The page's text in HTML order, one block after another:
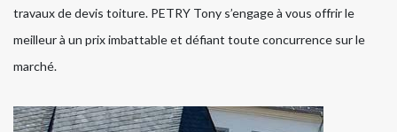
travaux de devis toiture. PETRY Tony s’engage à vous offrir le
meilleur à un prix imbattable et défiant toute concurrence sur le
marché.